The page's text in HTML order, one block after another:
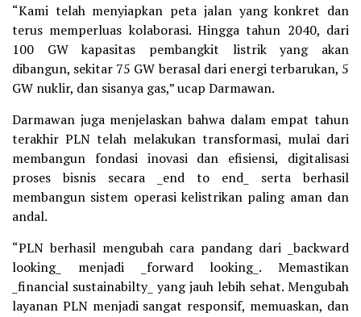
“Kami telah menyiapkan peta jalan yang konkret dan
terus memperluas kolaborasi. Hingga tahun 2040, dari
100 GW kapasitas pembangkit listrik yang akan
dibangun, sekitar 75 GW berasal dari energi terbarukan, 5
GW nuklir, dan sisanya gas,” ucap Darmawan.
Darmawan juga menjelaskan bahwa dalam empat tahun
terakhir PLN telah melakukan transformasi, mulai dari
membangun fondasi inovasi dan efisiensi, digitalisasi
proses bisnis secara _end to end_ serta berhasil
membangun sistem operasi kelistrikan paling aman dan
andal.
“PLN berhasil mengubah cara pandang dari _backward
looking_ menjadi _forward looking_. Memastikan
_financial sustainabilty_ yang jauh lebih sehat. Mengubah
layanan PLN menjadi sangat responsif, memuaskan, dan